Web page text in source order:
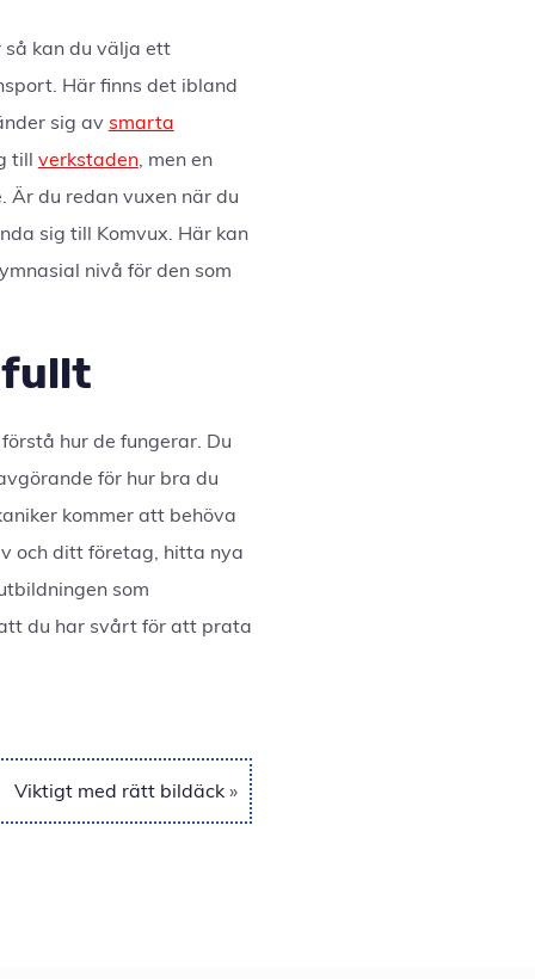
kan du välja ett
Här finns det ibland
sig av smarta
till verkstaden, men en
du redan vuxen när du
sig till Komvux. Här kan
nivå för den som
hur de fungerar. Du
för hur bra du
kommer att behöva
och ditt företag, hitta nya
som
du har svårt för att prata
Viktigt med rätt bildäck »